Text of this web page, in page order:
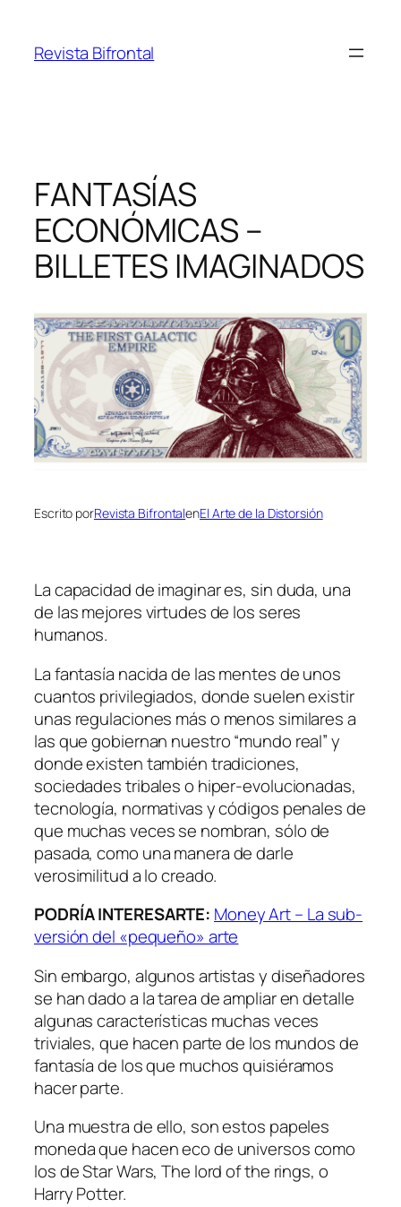
contenido
Revista Bifrontal
FANTASÍAS
ECONÓMICAS –
BILLETES IMAGINADOS
Escrito porRevista BifrontalenEl Arte de la Distorsión
La capacidad de imaginar es, sin duda, una
de las mejores virtudes de los seres
humanos.
La fantasía nacida de las mentes de unos
cuantos privilegiados, donde suelen existir
unas regulaciones más o menos similares a
las que gobiernan nuestro “mundo real” y
donde existen también tradiciones,
sociedades tribales o hiper-evolucionadas,
tecnología, normativas y códigos penales de
que muchas veces se nombran, sólo de
pasada, como una manera de darle
verosimilitud a lo creado.
PODRÍA INTERESARTE: Money Art – La sub-
versión del «pequeño» arte
Sin embargo, algunos artistas y diseñadores
se han dado a la tarea de ampliar en detalle
algunas características muchas veces
triviales, que hacen parte de los mundos de
fantasía de los que muchos quisiéramos
hacer parte.
Una muestra de ello, son estos papeles
moneda que hacen eco de universos como
los de Star Wars, The lord of the rings, o
Harry Potter.